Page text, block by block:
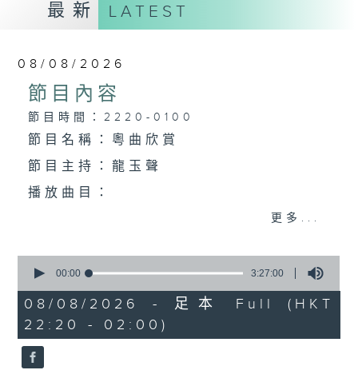
黃可柔、馬崇恩、蕭桐、陳婉紅、紅萍、林玉琴、陳
為顧及平日需要上班的聽眾，《戲曲之夜》安排在每
個晚上播放粵曲，以地方語言介紹京劇、潮劇、越劇
等；務求以同一語言介紹同一劇種，望能令廣大聽眾
有更親切的感受。
最新 LATEST
08/08/2026
節目內容
節目時間：2220-0100
節目名稱：粵曲欣賞
節目主持：龍玉聲
播放曲目：
1. 「潞安州」
由 彭熾權、鄭培英 主唱
更多...
seconds
3
hours,
27
minutes,
0
seconds
00:00 3:27:00
08/08/2026 - 足本 Full (HKT
22:20 - 02:00)